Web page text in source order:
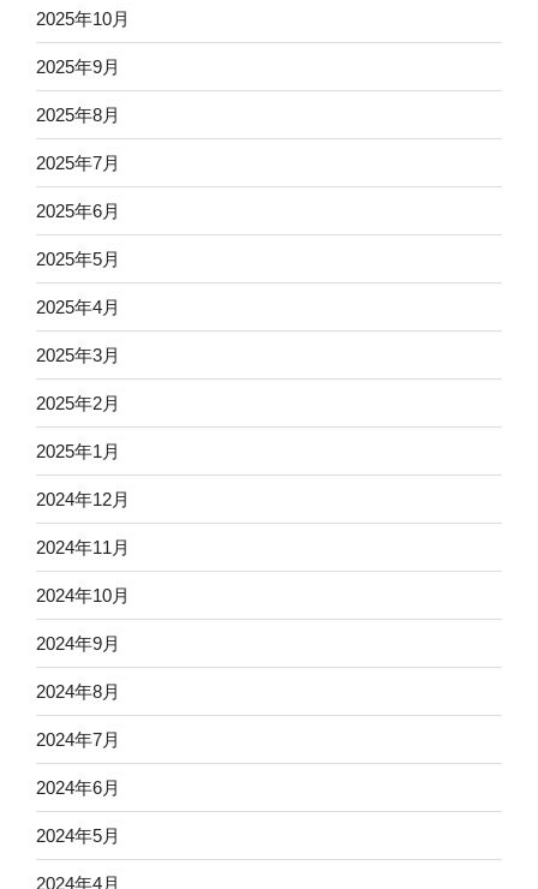
2025年10月
2025年9月
2025年8月
2025年7月
2025年6月
2025年5月
2025年4月
2025年3月
2025年2月
2025年1月
2024年12月
2024年11月
2024年10月
2024年9月
2024年8月
2024年7月
2024年6月
2024年5月
2024年4月